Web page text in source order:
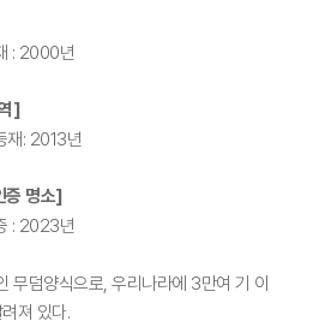
: 2000년
]
재: 2013년
증 명소]
: 2023년
무덤양식으로, 우리나라에 3만여 기 이
져 있다.